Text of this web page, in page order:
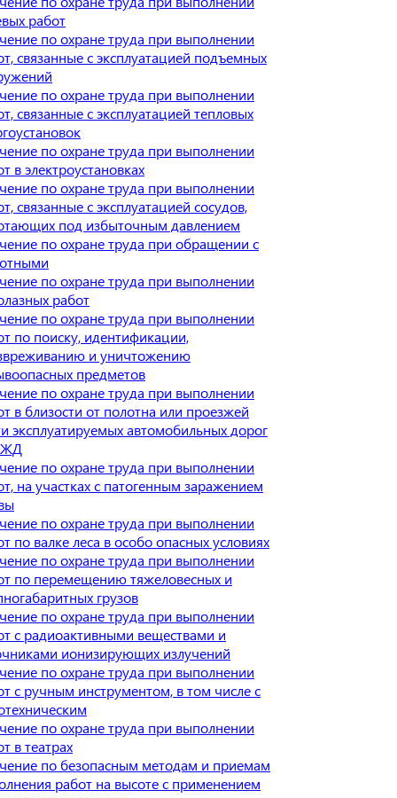
работ
по охране труда при выполнении
связанные с эксплуатацией подъемных
по охране труда при выполнении
связанные с эксплуатацией тепловых
по охране труда при выполнении
в электроустановках
по охране труда при выполнении
связанные с эксплуатацией сосудов,
под избыточным давлением
по охране труда при обращении с
по охране труда при выполнении
работ
по охране труда при выполнении
по поиску, идентификации,
и уничтожению
предметов
по охране труда при выполнении
в близости от полотна или проезжей
эксплуатируемых автомобильных дорог
ЖД
по охране труда при выполнении
на участках с патогенным заражением
по охране труда при выполнении
по валке леса в особо опасных условиях
по охране труда при выполнении
по перемещению тяжеловесных и
грузов
по охране труда при выполнении
с радиоактивными веществами и
ионизирующих излучений
по охране труда при выполнении
с ручным инструментом, в том числе с
по охране труда при выполнении
в театрах
по безопасным методам и приемам
работ на высоте с применением